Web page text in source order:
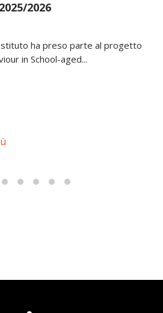
2026
ha preso parte al progetto
in School-aged...